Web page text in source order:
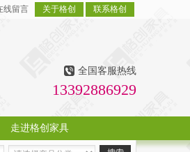
线留言 关于格创 联系格创
全国客服热线
13392886929
走进格创家具